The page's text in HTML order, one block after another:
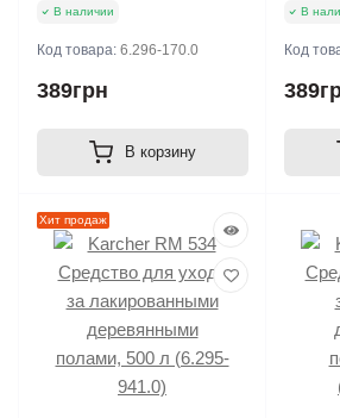
В наличии
Код товара: 6.296-170.0
389грн
В корзину
В
Код
Хит продаж